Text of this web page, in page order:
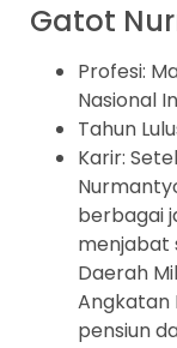
Gatot
Profesi:
Nasional
Tahun
Karir:
berbagai
menjabat
Daerah
Angkatan
pensiun